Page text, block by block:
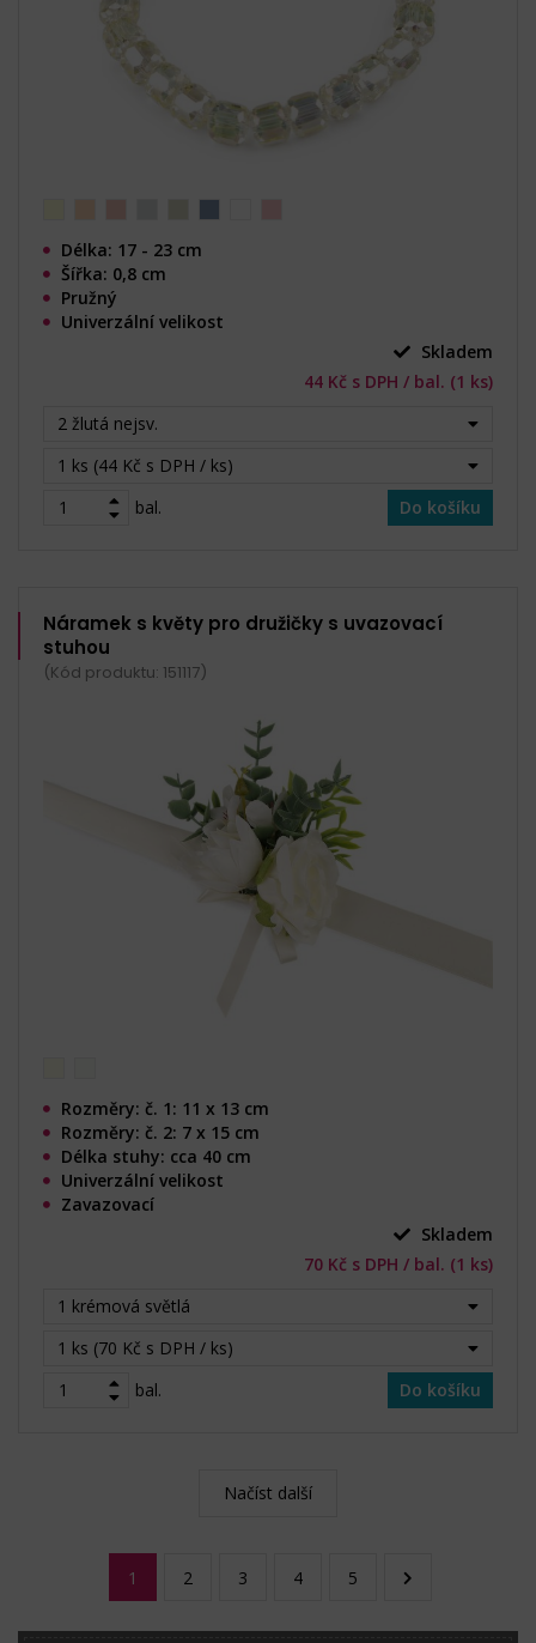
Délka: 17 - 23 cm
Šířka: 0,8 cm
Pružný
Univerzální velikost
Skladem
44 Kč s DPH / bal. (1 ks)
2 žlutá nejsv.
1 ks (44 Kč s DPH / ks)
bal.
Do košíku
Náramek s květy pro družičky s uvazovací
stuhou
(Kód produktu: 151117)
Rozměry: č. 1: 11 x 13 cm
Rozměry: č. 2: 7 x 15 cm
Délka stuhy: cca 40 cm
Univerzální velikost
Zavazovací
Skladem
70 Kč s DPH / bal. (1 ks)
1 krémová světlá
1 ks (70 Kč s DPH / ks)
bal.
Do košíku
Načíst další
1 2 3 4 5